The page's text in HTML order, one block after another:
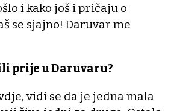
i kako još i pričaju o
se sjajno! Daruvar me
prije u Daruvaru?
vidi se da je jedna mala